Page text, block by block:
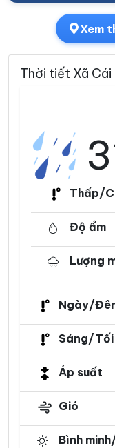
Xem
Thời tiết Xã
Thấp/
Độ ẩm
Lượng
Ngày/
Sáng/Tối
Áp suất
Gió
Bình